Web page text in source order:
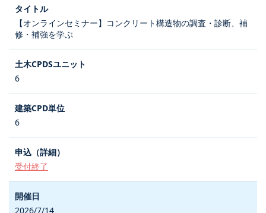
【オンラインセミナー】コンクリート構造物の調査・診断、補
修・補強を学ぶ
6
6
受付終了
2026/7/14